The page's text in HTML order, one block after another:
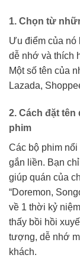
1. Chọn từ
Ưu điểm của nó
dễ nhớ và thích
Một số tên của
Lazada,
2. Cách đặt
phim
Các bộ phim
gắn liền. Bạn
giúp quán của
“Doremon,
về 1 thời kỷ
thấy bồi hồi
tượng, dễ nhớ
khách.